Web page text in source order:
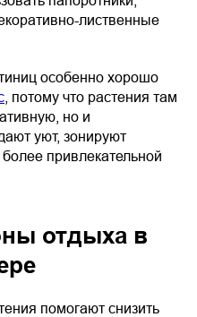
лиственные
особенно хорошо
, потому что растения там
но и
уют, зонируют
привлекательной
отдыха в
помогают снизить